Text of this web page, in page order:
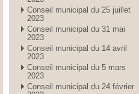
Conseil municipal du 25 juillet
2023
Conseil municipal du 31 mai
2023
Conseil municipal du 14 avril
2023
Conseil municipal du 5 mars
2023
Conseil municipal du 24 février